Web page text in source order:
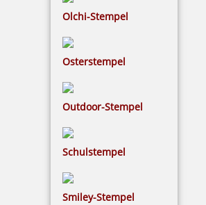
Olchi-Stempel
Osterstempel
Outdoor-Stempel
Schulstempel
Smiley-Stempel